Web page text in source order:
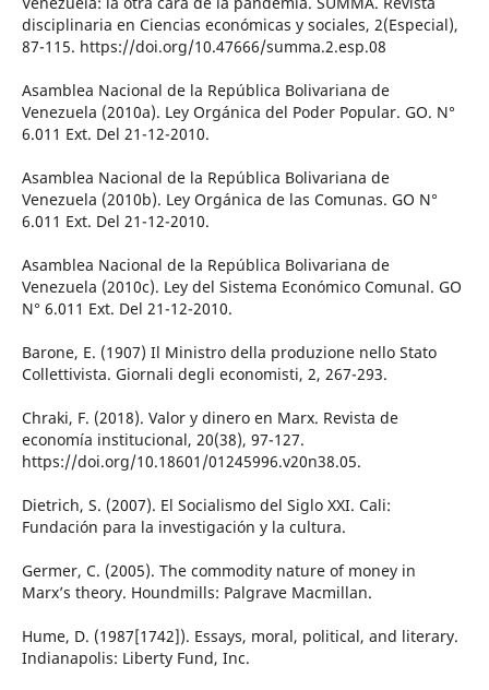
disciplinaria en Ciencias económicas y sociales, 2(Especial),
87-115. https://doi.org/10.47666/summa.2.esp.08
Asamblea Nacional de la República Bolivariana de
Venezuela (2010a). Ley Orgánica del Poder Popular. GO. N°
6.011 Ext. Del 21-12-2010.
Asamblea Nacional de la República Bolivariana de
Venezuela (2010b). Ley Orgánica de las Comunas. GO N°
6.011 Ext. Del 21-12-2010.
Asamblea Nacional de la República Bolivariana de
Venezuela (2010c). Ley del Sistema Económico Comunal. GO
N° 6.011 Ext. Del 21-12-2010.
Barone, E. (1907) Il Ministro della produzione nello Stato
Collettivista. Giornali degli economisti, 2, 267-293.
Chraki, F. (2018). Valor y dinero en Marx. Revista de
economía institucional, 20(38), 97-127.
https://doi.org/10.18601/01245996.v20n38.05.
Dietrich, S. (2007). El Socialismo del Siglo XXI. Cali:
Fundación para la investigación y la cultura.
Germer, C. (2005). The commodity nature of money in
Marx’s theory. Houndmills: Palgrave Macmillan.
Hume, D. (1987[1742]). Essays, moral, political, and literary.
Indianapolis: Liberty Fund, Inc.